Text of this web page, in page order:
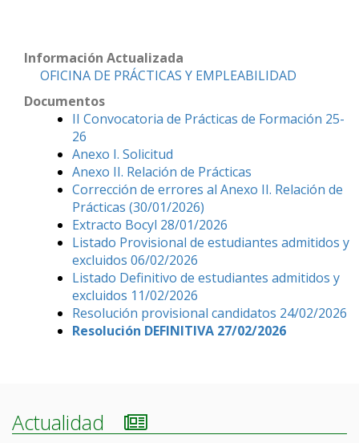
Información Actualizada
OFICINA DE PRÁCTICAS Y EMPLEABILIDAD
Documentos
II Convocatoria de Prácticas de Formación 25-
26
Anexo I. Solicitud
Anexo II. Relación de Prácticas
Corrección de errores al Anexo II. Relación de
Prácticas (30/01/2026)
Extracto Bocyl 28/01/2026
Listado Provisional de estudiantes admitidos y
excluidos 06/02/2026
Listado Definitivo de estudiantes admitidos y
excluidos 11/02/2026
Resolución provisional candidatos 24/02/2026
Resolución DEFINITIVA 27/02/2026
Actualidad